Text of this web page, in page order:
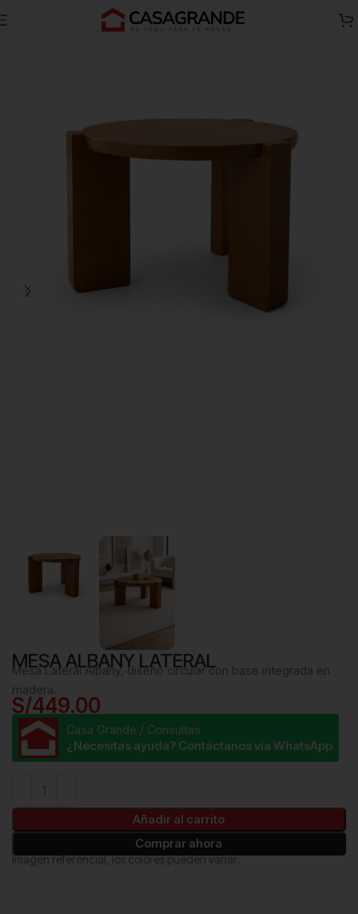
Skip to navigation
Skip to main content
Mesas de centro-B
MESA ALBANY LATERAL
Mesa Lateral Albany, diseño circular con base integrada en
madera.
S/449.00
Casa Grande / Consultas
¿Necesitas ayuda? Contáctanos vía WhatsApp
Añadir al carrito
Comprar ahora
Imágen referencial, los colores pueden variar.